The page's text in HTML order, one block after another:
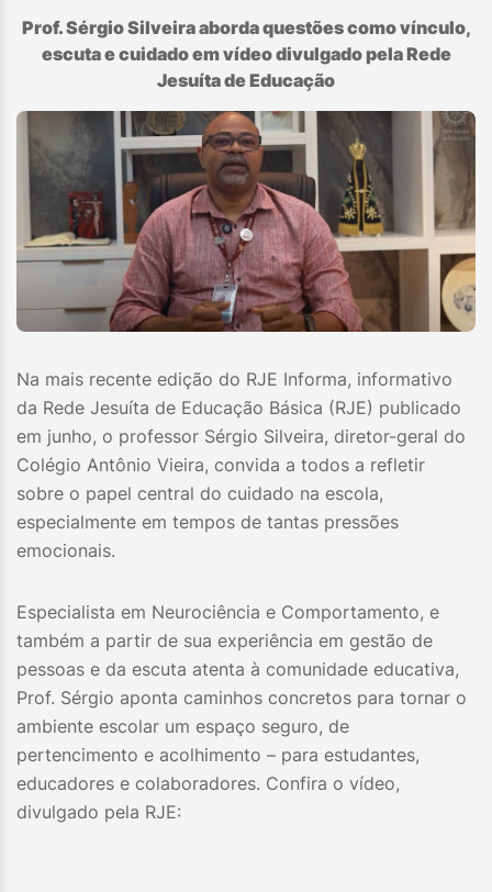
Prof. Sérgio Silveira aborda questões como vínculo,
escuta e cuidado em vídeo divulgado pela Rede
Jesuíta de Educação
Na mais recente edição do RJE Informa, informativo
da Rede Jesuíta de Educação Básica (RJE) publicado
em junho, o professor Sérgio Silveira, diretor-geral do
Colégio Antônio Vieira, convida a todos a refletir
sobre o papel central do cuidado na escola,
especialmente em tempos de tantas pressões
emocionais.
Especialista em Neurociência e Comportamento, e
também a partir de sua experiência em gestão de
pessoas e da escuta atenta à comunidade educativa,
Prof. Sérgio aponta caminhos concretos para tornar o
ambiente escolar um espaço seguro, de
pertencimento e acolhimento – para estudantes,
educadores e colaboradores. Confira o vídeo,
divulgado pela RJE: